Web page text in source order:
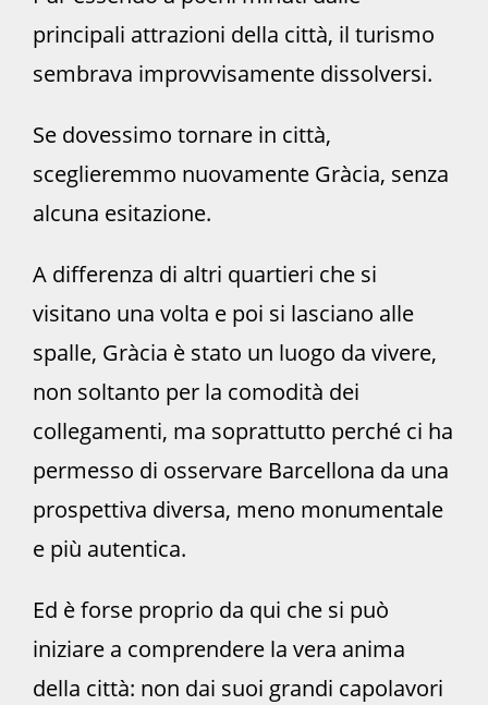
principali attrazioni della città, il turismo
sembrava improvvisamente dissolversi.
Se dovessimo tornare in città,
sceglieremmo nuovamente Gràcia, senza
alcuna esitazione.
A differenza di altri quartieri che si
visitano una volta e poi si lasciano alle
spalle, Gràcia è stato un luogo da vivere,
non soltanto per la comodità dei
collegamenti, ma soprattutto perché ci ha
permesso di osservare Barcellona da una
prospettiva diversa, meno monumentale
e più autentica.
Ed è forse proprio da qui che si può
iniziare a comprendere la vera anima
della città: non dai suoi grandi capolavori